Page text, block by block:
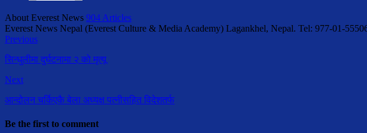
About Everest News 904 Articles
Everest News Nepal (Everest Culture & Media Academy) Lagankhel, Nepal. Tel: 977-01-
Previous
सिन्धुलीमा दुर्घटनामा २ को मृत्यू
Next
आन्दोलन चर्किएकै बेला अध्यक्ष पत्नीसहित विदेशतर्फ
Be the first to comment